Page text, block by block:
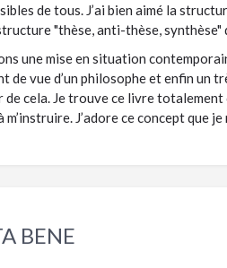
de tous. J’ai bien aimé la
"thèse, anti-thèse, synthèse"
une mise en situation
de vue d’un philosophe et enfin un
cela. Je trouve ce livre totalement
J’adore ce concept que
BENE